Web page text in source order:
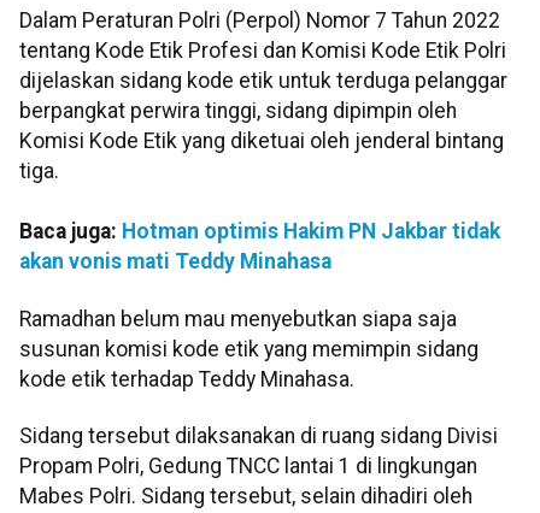
Dalam Peraturan Polri (Perpol) Nomor 7 Tahun 2022
tentang Kode Etik Profesi dan Komisi Kode Etik Polri
dijelaskan sidang kode etik untuk terduga pelanggar
berpangkat perwira tinggi, sidang dipimpin oleh
Komisi Kode Etik yang diketuai oleh jenderal bintang
tiga.
Baca juga: Hotman optimis Hakim PN Jakbar tidak
akan vonis mati Teddy Minahasa
Ramadhan belum mau menyebutkan siapa saja
susunan komisi kode etik yang memimpin sidang
kode etik terhadap Teddy Minahasa.
Sidang tersebut dilaksanakan di ruang sidang Divisi
Propam Polri, Gedung TNCC lantai 1 di lingkungan
Mabes Polri. Sidang tersebut, selain dihadiri oleh